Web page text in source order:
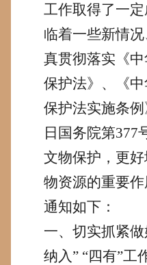
工作取得了一
临着一些新情
真贯彻落实《
保护法》、《
保护法实施条例
日 国务院第377
文物保护，更
物资源的重要
通知如下：
一、切实抓紧
纳入” “四有”工